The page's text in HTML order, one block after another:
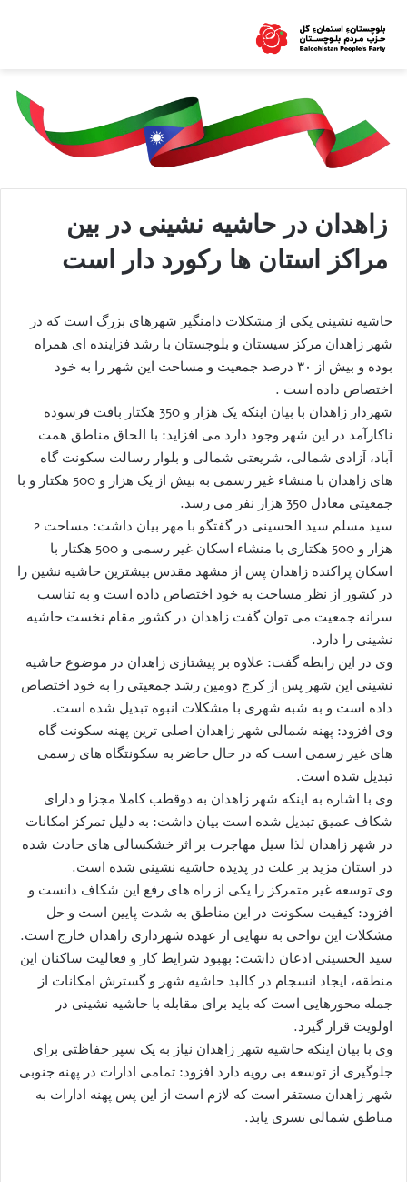
زاهدان در حاشیه نشینی در بین
مراکز استان ها رکورد دار است
حاشیه نشینی یکی از مشکلات دامنگیر شهرهای بزرگ است که در
شهر زاهدان مرکز سیستان و بلوچستان با رشد فزاینده ای همراه
بوده و بیش از ۳۰ درصد جمعیت و مساحت این شهر را به خود
اختصاص داده است .
شهردار زاهدان با بیان اینکه یک هزار و 350 هکتار بافت فرسوده
ناکارآمد در این شهر وجود دارد می افزاید: با الحاق مناطق همت
آباد، آزادی شمالی، شریعتی شمالی و بلوار رسالت سکونت گاه
های زاهدان با منشاء غیر رسمی به بیش از یک هزار و 500 هکتار و با
جمعیتی معادل 350 هزار نفر می رسد.
سید مسلم سید الحسینی در گفتگو با مهر بیان داشت: مساحت 2
هزار و 500 هکتاری با منشاء اسکان غیر رسمی و 500 هکتار با
اسکان پراکنده زاهدان پس از مشهد مقدس بیشترین حاشیه نشین را
در کشور از نظر مساحت به خود اختصاص داده است و به تناسب
سرانه جمعیت می توان گفت زاهدان در کشور مقام نخست حاشیه
نشینی را دارد.
وی در این رابطه گفت: علاوه بر پیشتازی زاهدان در موضوع حاشیه
نشینی این شهر پس از کرج دومین رشد جمعیتی را به خود اختصاص
داده است و به شبه شهری با مشکلات انبوه تبدیل شده است.
وی افزود: پهنه شمالی شهر زاهدان اصلی ترین پهنه سکونت گاه
های غیر رسمی است که در حال حاضر به سکونتگاه های رسمی
تبدیل شده است.
وی با اشاره به اینکه شهر زاهدان به دوقطب کاملا مجزا و دارای
شکاف عمیق تبدیل شده است بیان داشت: به دلیل تمرکز امکانات
در شهر زاهدان لذا سیل مهاجرت بر اثر خشکسالی های حادث شده
در استان مزید بر علت در پدیده حاشیه نشینی شده است.
وی توسعه غیر متمرکز را یکی از راه های رفع این شکاف دانست و
افزود: کیفیت سکونت در این مناطق به شدت پایین است و حل
مشکلات این نواحی به تنهایی از عهده شهرداری زاهدان خارج است.
سید الحسینی اذعان داشت: بهبود شرایط کار و فعالیت ساکنان این
منطقه، ایجاد انسجام در کالبد حاشیه شهر و گسترش امکانات از
جمله محورهایی است که باید برای مقابله با حاشیه نشینی در
اولویت قرار گیرد.
وی با بیان اینکه حاشیه شهر زاهدان نیاز به یک سپر حفاظتی برای
جلوگیری از توسعه بی رویه دارد افزود: تمامی ادارات در پهنه جنوبی
شهر زاهدان مستقر است که لازم است از این پس پهنه ادارات به
مناطق شمالی تسری یابد.